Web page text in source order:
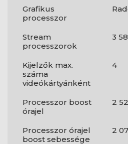
Grafikus
processzor
Stream
processzorok
3
Kijelzők max.
száma
videókártyánként
4
Processzor boost
órajel
2
Processzor órajel
boost sebessége
2